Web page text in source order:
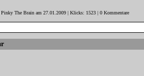
Pinky The Brain am 27.01.2009 | Klicks: 1523 | 0 Kommentare